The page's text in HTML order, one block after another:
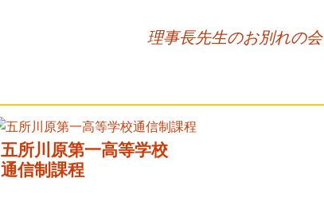
理事長先生のお別れの会
五所川原第一高等学校
通信制課程